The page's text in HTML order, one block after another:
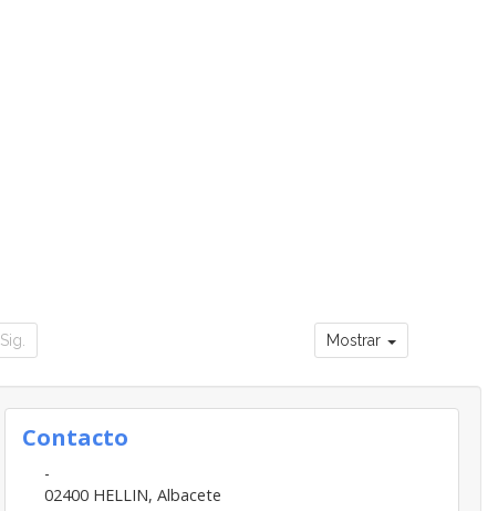
Sig. Mostrar
Contacto
-
02400 HELLIN, Albacete